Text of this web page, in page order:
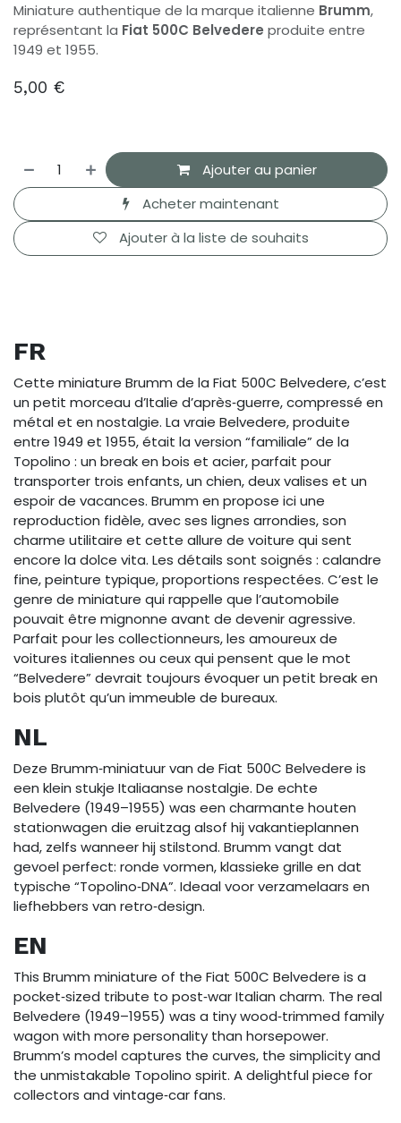
Miniature authentique de la marque italienne Brumm,
représentant la Fiat 500C Belvedere produite entre
1949 et 1955.
5,00 €
Ajouter au panier
Acheter maintenant
Ajouter à la liste de souhaits
FR
Cette miniature Brumm de la Fiat 500C Belvedere, c’est
un petit morceau d’Italie d’après‑guerre, compressé en
métal et en nostalgie. La vraie Belvedere, produite
entre 1949 et 1955, était la version “familiale” de la
Topolino : un break en bois et acier, parfait pour
transporter trois enfants, un chien, deux valises et un
espoir de vacances. Brumm en propose ici une
reproduction fidèle, avec ses lignes arrondies, son
charme utilitaire et cette allure de voiture qui sent
encore la dolce vita. Les détails sont soignés : calandre
fine, peinture typique, proportions respectées. C’est le
genre de miniature qui rappelle que l’automobile
pouvait être mignonne avant de devenir agressive.
Parfait pour les collectionneurs, les amoureux de
voitures italiennes ou ceux qui pensent que le mot
“Belvedere” devrait toujours évoquer un petit break en
bois plutôt qu’un immeuble de bureaux.
NL
Deze Brumm‑miniatuur van de Fiat 500C Belvedere is
een klein stukje Italiaanse nostalgie. De echte
Belvedere (1949–1955) was een charmante houten
stationwagen die eruitzag alsof hij vakantieplannen
had, zelfs wanneer hij stilstond. Brumm vangt dat
gevoel perfect: ronde vormen, klassieke grille en dat
typische “Topolino‑DNA”. Ideaal voor verzamelaars en
liefhebbers van retro‑design.
EN
This Brumm miniature of the Fiat 500C Belvedere is a
pocket‑sized tribute to post‑war Italian charm. The real
Belvedere (1949–1955) was a tiny wood‑trimmed family
wagon with more personality than horsepower.
Brumm’s model captures the curves, the simplicity and
the unmistakable Topolino spirit. A delightful piece for
collectors and vintage‑car fans.